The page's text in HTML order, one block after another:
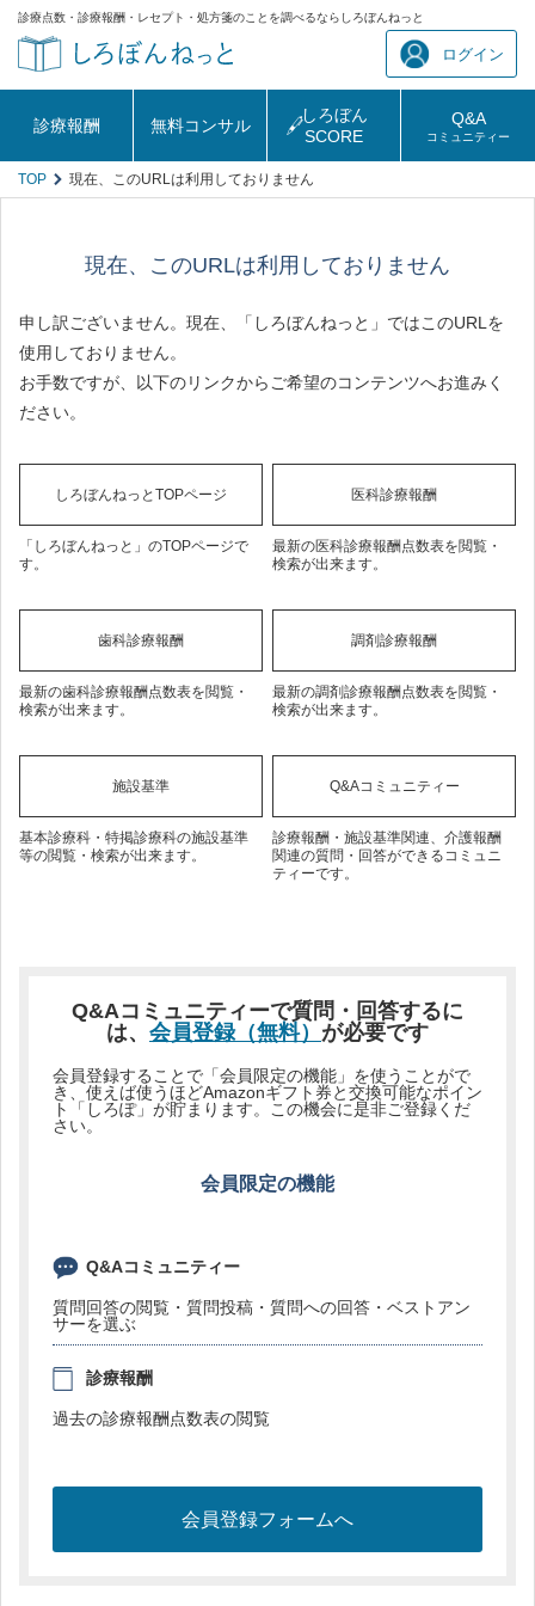
診療点数・診療報酬・レセプト・処方箋のことを調べるならしろぼんねっと
ログイン
診療報酬 無料コンサル
しろぼん
SCORE
Q&A
コミュニティー
TOP 現在、このURLは利用しておりません
現在、このURLは利用しておりません
申し訳ございません。現在、「しろぼんねっと」ではこのURLを
使用しておりません。
お手数ですが、以下のリンクからご希望のコンテンツへお進みく
ださい。
しろぼんねっとTOPページ
「しろぼんねっと」のTOPページで
す。
医科診療報酬
最新の医科診療報酬点数表を閲覧・
検索が出来ます。
歯科診療報酬
最新の歯科診療報酬点数表を閲覧・
検索が出来ます。
調剤診療報酬
最新の調剤診療報酬点数表を閲覧・
検索が出来ます。
施設基準
基本診療科・特掲診療科の施設基準
等の閲覧・検索が出来ます。
Q&Aコミュニティー
診療報酬・施設基準関連、介護報酬
関連の質問・回答ができるコミュニ
ティーです。
Q&Aコミュニティーで質問・回答するに
は、 会員登録（無料） が必要です
会員登録することで「会員限定の機能」を使うことがで
き、使えば使うほどAmazonギフト券と交換可能なポイン
ト「しろぽ」が貯まります。この機会に是非ご登録くだ
さい。
会員限定の機能
Q&Aコミュニティー
質問回答の閲覧・質問投稿・質問への回答・ベストアン
サーを選ぶ
診療報酬
過去の診療報酬点数表の閲覧
会員登録フォームへ